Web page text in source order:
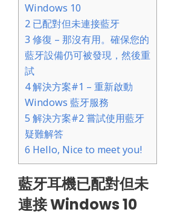
Windows 10
2 已配對但未連接藍牙
3 修復 – 那沒有用。確保您的
藍牙設備仍可被發現，然後重
試
4解決方案#1 – 重新啟動
Windows 藍牙服務
5 解決方案#2 嘗試使用藍牙
疑難解答
6 Hello, Nice to meet you!
藍牙耳機已配對但未
連接 Windows 10